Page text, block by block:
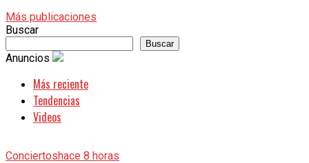
Más publicaciones
Buscar
Buscar
Anuncios
Más reciente
Tendencias
Videos
Conciertoshace 8 horas